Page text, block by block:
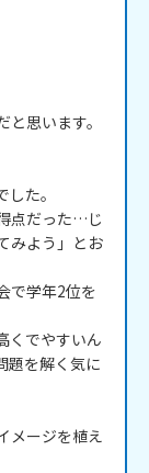
思います。
た。
点だった…じ
みよう」とお
で学年2位を
くでやすいん
題を解く気に
メージを植え